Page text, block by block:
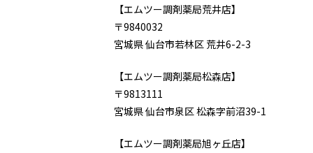
【エムツー調剤薬局荒井店】
〒9840032
宮城県 仙台市若林区 荒井6-2-3
【エムツー調剤薬局松森店】
〒9813111
宮城県 仙台市泉区 松森字前沼39-1
【エムツー調剤薬局旭ヶ丘店】